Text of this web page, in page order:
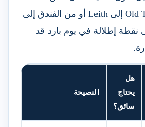
الانتقال من Old Town إلى Leith أو من الفندق إلى
نقطة إطلالة في يوم بارد قد
هل
يحتاج
سائق؟
النصيحة